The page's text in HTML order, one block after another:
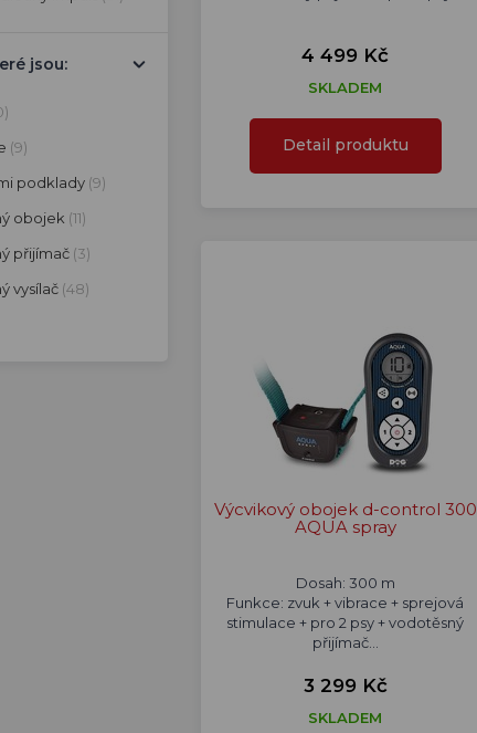
jsou:
(9)
podklady (9)
obojek (11)
přijímač (3)
vysílač (48)
4 499 Kč
SKLADEM
Detail produktu
Výcvikový obojek d-control 300
AQUA spray
Dosah: 300 m
Funkce: zvuk + vibrace + sprejová
stimulace + pro 2 psy + vodotěsný
přijímač...
3 299 Kč
SKLADEM